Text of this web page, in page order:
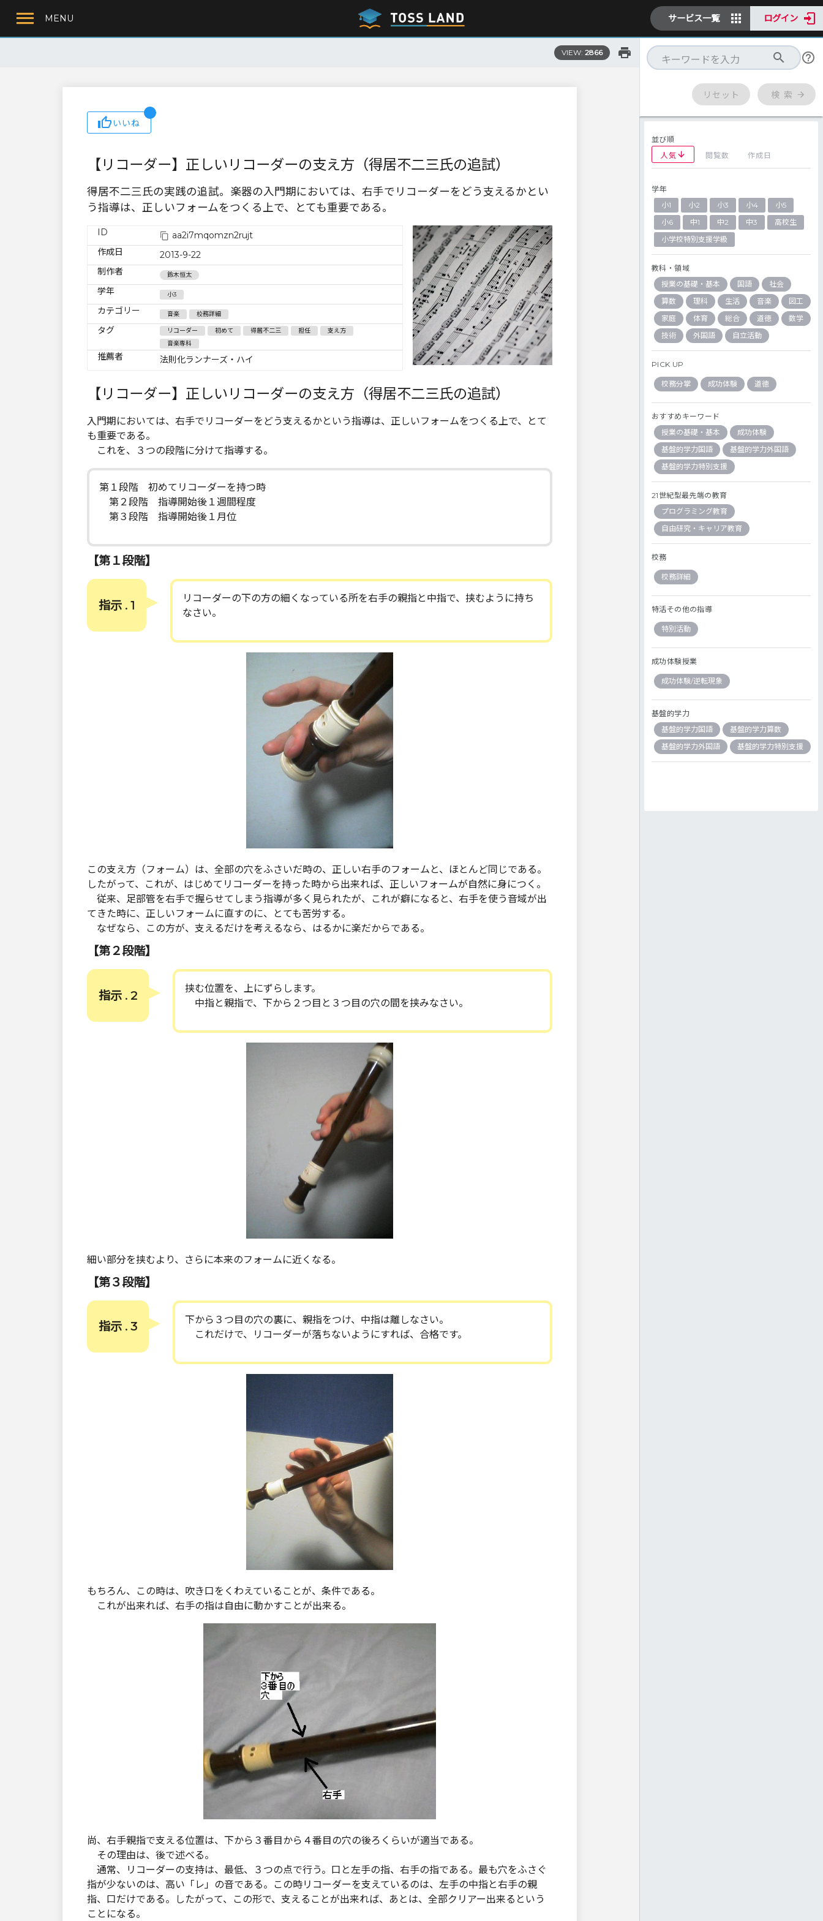
MENU サービス一覧 ログイン
VIEW: 2866
いいね
【リコーダー】正しいリコーダーの支え方（得居不二三氏の追試）
得居不二三氏の実践の追試。楽器の入門期においては、右手でリコーダーをどう支えるかとい
う指導は、正しいフォームをつくる上で、とても重要である。
ID
aa2i7mqomzn2rujt
作成日
2013-9-22
制作者
鈴木恒太
学年 小3
カテゴリー 音楽 校務詳細
タグ リコーダー 初めて 得居不二三 担任
支え方
音楽専科
推薦者 法則化ランナーズ・ハイ
【リコーダー】正しいリコーダーの支え方（得居不二三氏の追試）
入門期においては、右手でリコーダーをどう支えるかという指導は、正しいフォームをつくる上で、とて
も重要である。
これを、３つの段階に分けて指導する。
第１段階 初めてリコーダーを持つ時
第２段階 指導開始後１週間程度
第３段階 指導開始後１月位
【第１段階】
指示 . 1
リコーダーの下の方の細くなっている所を右手の親指と中指で、挟むように持ち
なさい。
この支え方（フォーム）は、全部の穴をふさいだ時の、正しい右手のフォームと、ほとんど同じである。
したがって、これが、はじめてリコーダーを持った時から出来れば、正しいフォームが自然に身につく。
従来、足部管を右手で握らせてしまう指導が多く見られたが、これが癖になると、右手を使う音域が出
てきた時に、正しいフォームに直すのに、とても苦労する。
なぜなら、この方が、支えるだけを考えるなら、はるかに楽だからである。
【第２段階】
指示 . 2
挟む位置を、上にずらします。
中指と親指で、下から２つ目と３つ目の穴の間を挟みなさい。
細い部分を挟むより、さらに本来のフォームに近くなる。
【第３段階】
指示 . 3
下から３つ目の穴の裏に、親指をつけ、中指は離しなさい。
これだけで、リコーダーが落ちないようにすれば、合格です。
もちろん、この時は、吹き口をくわえていることが、条件である。
これが出来れば、右手の指は自由に動かすことが出来る。
尚、右手親指で支える位置は、下から３番目から４番目の穴の後ろくらいが適当である。
その理由は、後で述べる。
通常、リコーダーの支持は、最低、３つの点で行う。口と左手の指、右手の指である。最も穴をふさぐ
指が少ないのは、高い「レ」の音である。この時リコーダーを支えているのは、左手の中指と右手の親
指、口だけである。したがって、この形で、支えることが出来れば、あとは、全部クリアー出来るという
ことになる。
リセット 検 索
並び順
人気
閲覧数 作成日
学年
小1
小2 小3 小4
小5
小6
中1 中2 中3
高校生
小学校特別支援学級
教科・領域
授業の基礎・基本
国語
社会
算数
理科 生活 音楽
図工
家庭
体育 総合 道徳
数学
技術
外国語 自立活動
PICK UP
校務分掌 成功体験 道徳
おすすめキーワード
授業の基礎・基本
成功体験
基盤的学力国語
基盤的学力外国語
基盤的学力特別支援
21世紀型最先端の教育
プログラミング教育
自由研究・キャリア教育
校務
校務詳細
特活その他の指導
特別活動
成功体験授業
成功体験/逆転現象
基盤的学力
基盤的学力国語
基盤的学力算数
基盤的学力外国語
基盤的学力特別支援